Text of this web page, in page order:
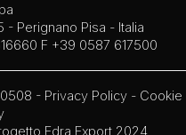
- Perignano Pisa - Italia
F +39 0587 617500
- Privacy Policy- Cookie
Edra Export 2024